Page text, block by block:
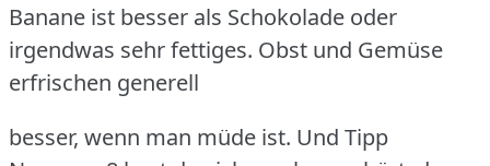
Banane ist besser als Schokolade oder
irgendwas sehr fettiges. Obst und Gemüse
erfrischen generell
besser, wenn man müde ist. Und Tipp